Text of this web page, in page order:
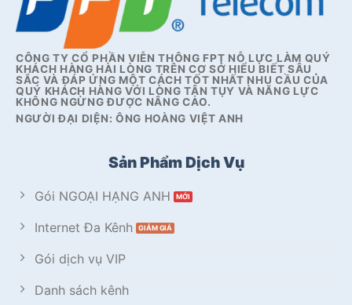
CÔNG TY CỔ PHẦN VIỄN THÔNG FPT NỖ LỰC LÀM QUÝ
KHÁCH HÀNG HÀI LÒNG TRÊN CƠ SỞ HIỂU BIẾT SÂU
SẮC VÀ ĐÁP ỨNG MỘT CÁCH TỐT NHẤT NHU CẦU CỦA
QUÝ KHÁCH HÀNG VỚI LÒNG TẬN TỤY VÀ NĂNG LỰC
KHÔNG NGỪNG ĐƯỢC NÂNG CAO.
NGƯỜI ĐẠI DIỆN: ÔNG HOÀNG VIỆT ANH
Sản Phẩm Dịch Vụ
Gói NGOẠI HẠNG ANH
Internet Đa Kênh
Gói dịch vụ VIP
Danh sách kênh